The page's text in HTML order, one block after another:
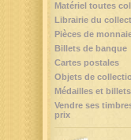
Matériel toutes
Librairie du
Pièces de
Billets de banque
Cartes postales
Objets de
Médailles et
Vendre ses
prix